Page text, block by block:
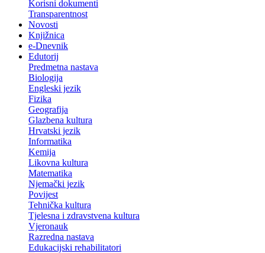
Korisni dokumenti
Transparentnost
Novosti
Knjižnica
e-Dnevnik
Edutorij
Predmetna nastava
Biologija
Engleski jezik
Fizika
Geografija
Glazbena kultura
Hrvatski jezik
Informatika
Kemija
Likovna kultura
Matematika
Njemački jezik
Povijest
Tehnička kultura
Tjelesna i zdravstvena kultura
Vjeronauk
Razredna nastava
Edukacijski rehabilitatori